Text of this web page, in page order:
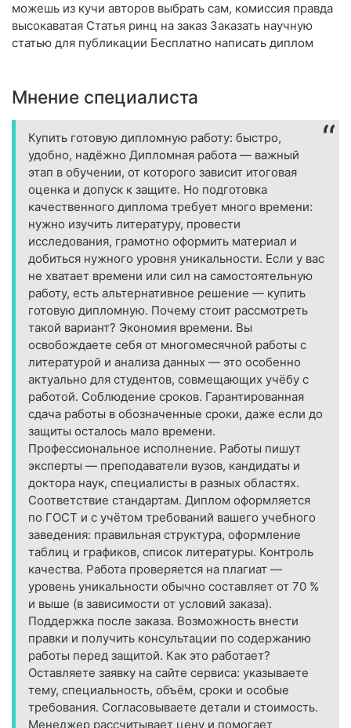
можешь из кучи авторов выбрать сам, комиссия правда
высокаватая Статья ринц на заказ Заказать научную
статью для публикации Бесплатно написать диплом
Мнение специалиста
Купить готовую дипломную работу: быстро,
удобно, надёжно Дипломная работа — важный
этап в обучении, от которого зависит итоговая
оценка и допуск к защите. Но подготовка
качественного диплома требует много времени:
нужно изучить литературу, провести
исследования, грамотно оформить материал и
добиться нужного уровня уникальности. Если у вас
не хватает времени или сил на самостоятельную
работу, есть альтернативное решение — купить
готовую дипломную. Почему стоит рассмотреть
такой вариант? Экономия времени. Вы
освобождаете себя от многомесячной работы с
литературой и анализа данных — это особенно
актуально для студентов, совмещающих учёбу с
работой. Соблюдение сроков. Гарантированная
сдача работы в обозначенные сроки, даже если до
защиты осталось мало времени.
Профессиональное исполнение. Работы пишут
эксперты — преподаватели вузов, кандидаты и
доктора наук, специалисты в разных областях.
Соответствие стандартам. Диплом оформляется
по ГОСТ и с учётом требований вашего учебного
заведения: правильная структура, оформление
таблиц и графиков, список литературы. Контроль
качества. Работа проверяется на плагиат —
уровень уникальности обычно составляет от 70 %
и выше (в зависимости от условий заказа).
Поддержка после заказа. Возможность внести
правки и получить консультации по содержанию
работы перед защитой. Как это работает?
Оставляете заявку на сайте сервиса: указываете
тему, специальность, объём, сроки и особые
требования. Согласовываете детали и стоимость.
Менеджер рассчитывает цену и помогает